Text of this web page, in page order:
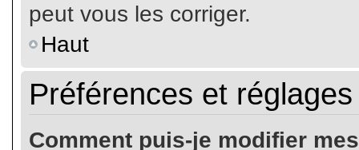
peut vous les corriger.
Haut
Préférences et
Comment puis-je modifier